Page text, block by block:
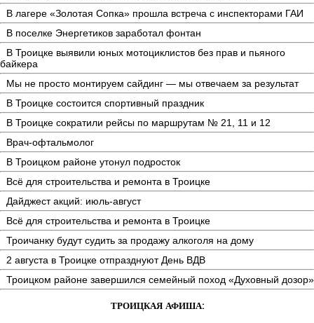
В лагере «Золотая Сопка» прошла встреча с инспекторами ГАИ
В поселке Энергетиков заработал фонтан
В Троицке выявили юных мотоциклистов без прав и пьяного
байкера
Мы не просто монтируем сайдинг — мы отвечаем за результат
В Троицке состоится спортивный праздник
В Троицке сократили рейсы по маршрутам № 21, 11 и 12
Врач-офтальмолог
В Троицком районе утонул подросток
Всё для строительства и ремонта в Троицке
Дайджест акций: июль-август
Всё для строительства и ремонта в Троицке
Троичанку будут судить за продажу алкоголя на дому
2 августа в Троицке отпразднуют День ВДВ
Троицком районе завершился семейный поход «Духовный дозор»
ТРОИЦКАЯ АФИША: